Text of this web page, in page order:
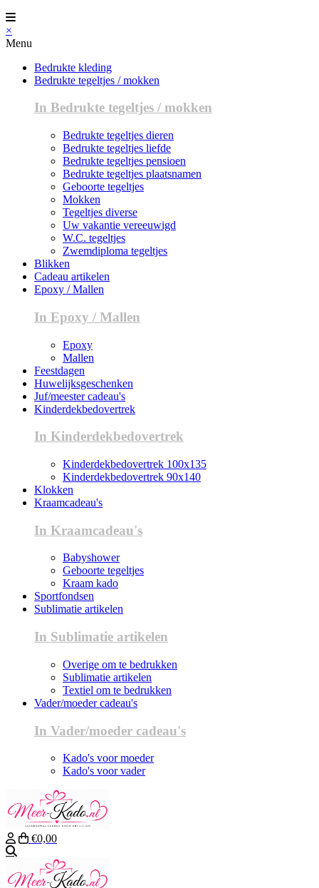
×
Menu
Bedrukte kleding
Bedrukte tegeltjes / mokken
In Bedrukte tegeltjes / mokken
Bedrukte tegeltjes dieren
Bedrukte tegeltjes liefde
Bedrukte tegeltjes pensioen
Bedrukte tegeltjes plaatsnamen
Geboorte tegeltjes
Mokken
Tegeltjes diverse
Uw vakantie vereeuwigd
W.C. tegeltjes
Zwemdiploma tegeltjes
Blikken
Cadeau artikelen
Epoxy / Mallen
In Epoxy / Mallen
Epoxy
Mallen
Feestdagen
Huwelijksgeschenken
Juf/meester cadeau's
Kinderdekbedovertrek
In Kinderdekbedovertrek
Kinderdekbedovertrek 100x135
Kinderdekbedovertrek 90x140
Klokken
Kraamcadeau's
In Kraamcadeau's
Babyshower
Geboorte tegeltjes
Kraam kado
Sportfondsen
Sublimatie artikelen
In Sublimatie artikelen
Overige om te bedrukken
Sublimatie artikelen
Textiel om te bedrukken
Vader/moeder cadeau's
In Vader/moeder cadeau's
Kado's voor moeder
Kado's voor vader
€0,00